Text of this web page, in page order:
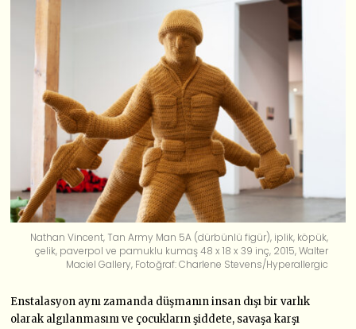
Nathan Vincent, Tan Army Man 5A (dürbünlü figür), iplik, köpük,
çelik, paverpol ve pamuklu kumaş 48 x 18 x 39 inç, 2015, Walter
Maciel Gallery, Fotoğraf: Charlene Stevens/Hyperallergic
Enstalasyon aynı zamanda düşmanın insan dışı bir varlık
olarak algılanmasını ve çocukların şiddete, savaşa karşı